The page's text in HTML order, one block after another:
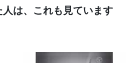
は、これも見ています